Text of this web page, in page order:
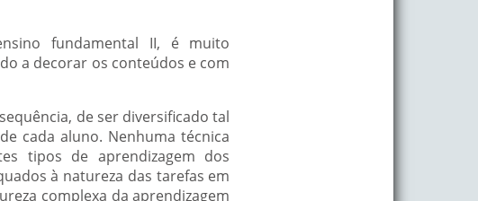
fundamental II, é muito
a decorar os conteúdos e com
de ser diversificado tal
cada aluno. Nenhuma técnica
tipos de aprendizagem dos
à natureza das tarefas em
complexa da aprendizagem